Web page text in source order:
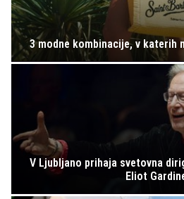
3 modne kombinacije, v katerih
V Ljubljano prihaja svetovna
Eliot